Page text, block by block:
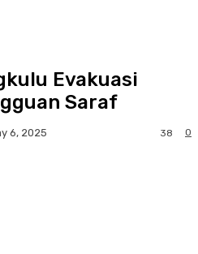
Evakuasi
Saraf
6, 2025 0
38